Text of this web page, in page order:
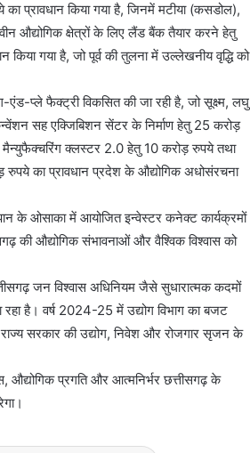
प्रावधान किया गया है, जिनमें मटीया (कसडोल),
औद्योगिक क्षेत्रों के लिए लैंड बैंक तैयार करने हेतु
गया है, जो पूर्व की तुलना में उल्लेखनीय वृद्धि को
प्ले फैक्ट्री विकसित की जा रही है, जो सूक्ष्म, लघु
सह एक्जिबिशन सेंटर के निर्माण हेतु 25 करोड़
मैन्युफैक्चरिंग क्लस्टर 2.0 हेतु 10 करोड़ रुपये तथा
का प्रावधान प्रदेश के औद्योगिक अधोसंरचना
के ओसाका में आयोजित इन्वेस्टर कनेक्ट कार्यक्रमों
की औद्योगिक संभावनाओं और वैश्विक विश्वास को
जन विश्वास अधिनियम जैसे सुधारात्मक कदमों
रहा है। वर्ष 2024-25 में उद्योग विभाग का बजट
सरकार की उद्योग, निवेश और रोजगार सृजन के
प्रगति और आत्मनिर्भर छत्तीसगढ़ के